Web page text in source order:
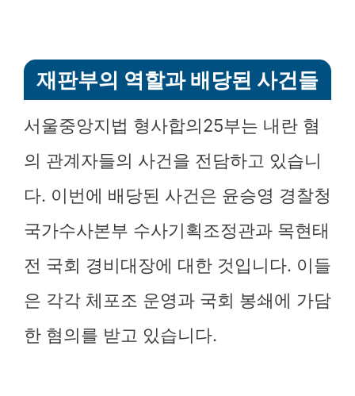
재판부의 역할과 배당된 사건들
서울중앙지법 형사합의25부는 내란 혐
의 관계자들의 사건을 전담하고 있습니
다. 이번에 배당된 사건은 윤승영 경찰청
국가수사본부 수사기획조정관과 목현태
전 국회 경비대장에 대한 것입니다. 이들
은 각각 체포조 운영과 국회 봉쇄에 가담
한 혐의를 받고 있습니다.